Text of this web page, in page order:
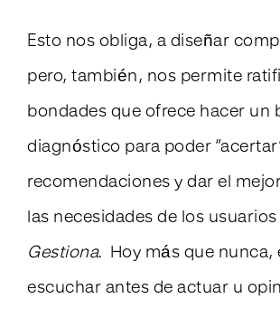
Esto nos obliga, a diseñar
pero, también, nos permite
bondades que ofrece hacer un
diagnóstico para poder
recomendaciones y dar el
las necesidades de los usuarios
Gestiona. Hoy más que nunca,
escuchar antes de actuar u